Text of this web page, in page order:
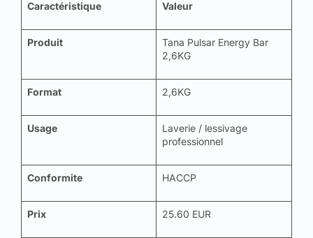
Caractéristique Valeur
Produit
Tana Pulsar Energy Bar
2,6KG
Format 2,6KG
Usage
Laverie / lessivage
professionnel
Conformite HACCP
Prix 25.60 EUR